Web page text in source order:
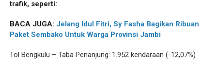
trafik, seperti:
BACA JUGA: Jelang Idul Fitri, Sy Fasha Bagikan Ribuan
Paket Sembako Untuk Warga Provinsi Jambi
Tol Bengkulu – Taba Penanjung: 1.952 kendaraan (-12,07%)